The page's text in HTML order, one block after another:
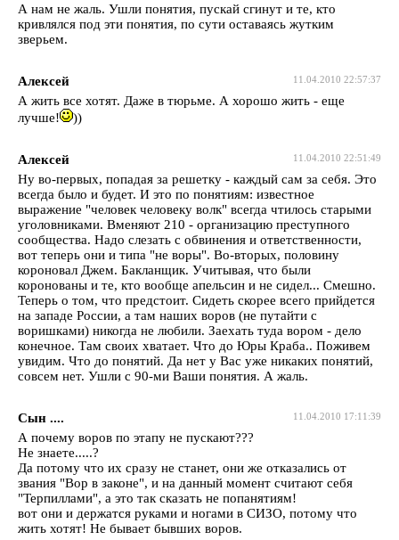
А нам не жаль. Ушли понятия, пускай сгинут и те, кто
кривлялся под эти понятия, по сути оставаясь жутким
зверьем.
11.04.2010 22:57:37
Алексей
А жить все хотят. Даже в тюрьме. А хорошо жить - еще
лучше!
))
11.04.2010 22:51:49
Алексей
Ну во-первых, попадая за решетку - каждый сам за себя. Это
всегда было и будет. И это по понятиям: известное
выражение "человек человеку волк" всегда чтилось старыми
уголовниками. Вменяют 210 - организацию преступного
сообщества. Надо слезать с обвинения и ответственности,
вот теперь они и типа "не воры". Во-вторых, половину
короновал Джем. Бакланщик. Учитывая, что были
коронованы и те, кто вообще апельсин и не сидел... Смешно.
Теперь о том, что предстоит. Сидеть скорее всего прийдется
на западе России, а там наших воров (не путайти с
воришками) никогда не любили. Заехать туда вором - дело
конечное. Там своих хватает. Что до Юры Краба.. Поживем
увидим. Что до понятий. Да нет у Вас уже никаких понятий,
совсем нет. Ушли с 90-ми Ваши понятия. А жаль.
11.04.2010 17:11:39
Сын ....
А почему воров по этапу не пускают???
Не знаете.....?
Да потому что их сразу не станет, они же отказались от
звания "Вор в законе", и на данный момент считают себя
"Терпиллами", а это так сказать не попанятиям!
вот они и держатся руками и ногами в СИЗО, потому что
жить хотят! Не бывает бывших воров.